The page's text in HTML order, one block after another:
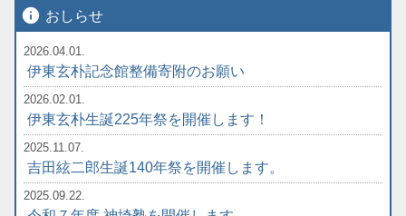
info おしらせ
2026.04.01.
伊東玄朴記念館整備寄附のお願い
2026.02.01.
伊東玄朴生誕225年祭を開催します！
2025.11.07.
吉田絃二郎生誕140年祭を開催します。
2025.09.22.